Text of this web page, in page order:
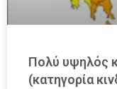
Πολύ υψηλός
(κατηγορία